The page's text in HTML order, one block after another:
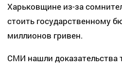
Харьковщине из-за
стоить государственному
миллионов гривен.
СМИ нашли доказательства